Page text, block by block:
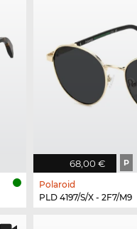
68,00 € P
Polaroid
PLD 4197/S/X - 2F7/M9